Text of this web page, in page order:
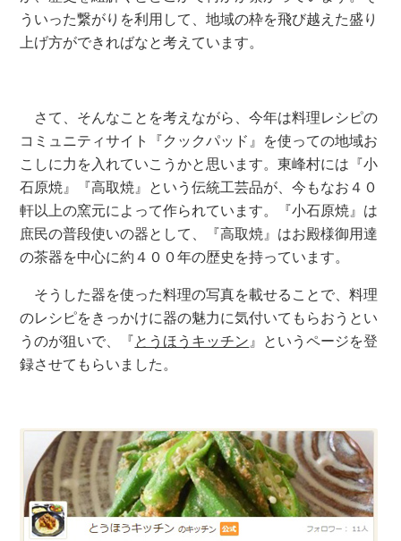
ういった繋がりを利用して、地域の枠を飛び越えた盛り
上げ方ができればなと考えています。
さて、そんなことを考えながら、今年は料理レシピの
コミュニティサイト『クックパッド』を使っての地域お
こしに力を入れていこうかと思います。東峰村には『小
石原焼』『高取焼』という伝統工芸品が、今もなお４０
軒以上の窯元によって作られています。『小石原焼』は
庶民の普段使いの器として、『高取焼』はお殿様御用達
の茶器を中心に約４００年の歴史を持っています。
そうした器を使った料理の写真を載せることで、料理
のレシピをきっかけに器の魅力に気付いてもらおうとい
うのが狙いで、『とうほうキッチン 』というページを登
録させてもらいました。